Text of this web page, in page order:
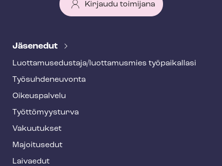
Kirjaudu toimijana
e
f
o
o
t
e
Jäsenedut
Luot­ta­muse­dus­ta­ja/luottamusmies työpaikallasi
Työ­suh­de­neu­von­ta
Oikeuspalvelu
Työt­tö­myys­tur­va
Vakuutukset
Majoitusedut
Laivaedut